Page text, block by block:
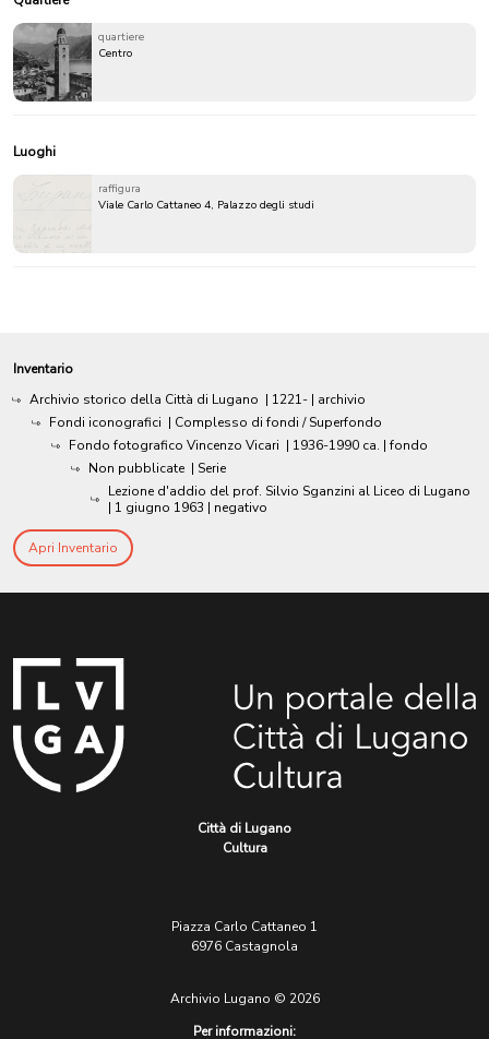
quartiere
Centro
Luoghi
raffigura
Viale Carlo Cattaneo 4, Palazzo degli studi
Inventario
Archivio storico della Città di Lugano | 1221- | archivio
Fondi iconografici | Complesso di fondi / Superfondo
Fondo fotografico Vincenzo Vicari | 1936-1990 ca. | fondo
Non pubblicate | Serie
Lezione d'addio del prof. Silvio Sganzini al Liceo di Lugano
| 1 giugno 1963 | negativo
Apri Inventario
Città di Lugano
Cultura
Piazza Carlo Cattaneo 1
6976 Castagnola
Archivio Lugano © 2026
Per informazioni: